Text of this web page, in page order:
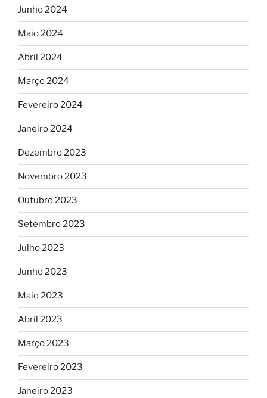
Junho 2024
Maio 2024
Abril 2024
Março 2024
Fevereiro 2024
Janeiro 2024
Dezembro 2023
Novembro 2023
Outubro 2023
Setembro 2023
Julho 2023
Junho 2023
Maio 2023
Abril 2023
Março 2023
Fevereiro 2023
Janeiro 2023